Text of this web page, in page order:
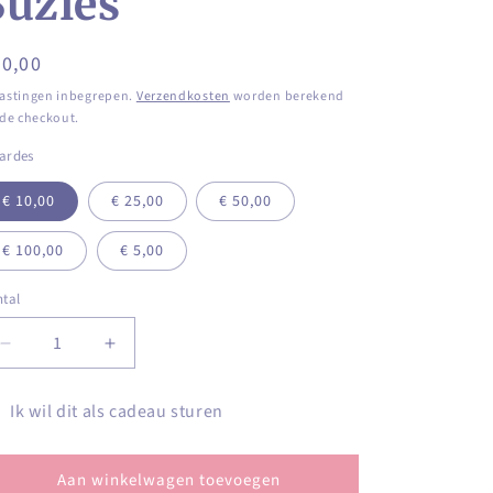
inbegrepen. Verzendkosten worden berekend
checkout.
€ 10,00 € 25,00 € 50,00
€ 100,00 € 5,00
Aantal
verlagen
voor
Digitale
Aantal
verhogen
voor
Digitale
Little
Ik wil dit als cadeau sturen
Aan winkelwagen toevoegen